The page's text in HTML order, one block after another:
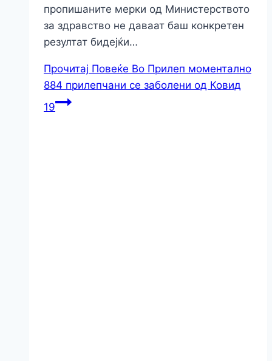
пропишаните мерки од Министерството
за здравство не даваат баш конкретен
резултат бидејќи…
Прочитај Повеќе Во Прилеп моментално
884 прилепчани се заболени од Ковид
19